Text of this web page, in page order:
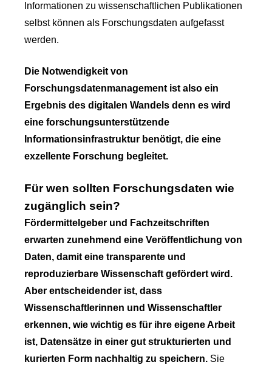
Informationen zu wissenschaftlichen Publikationen
selbst können als Forschungsdaten aufgefasst
werden.
Die Notwendigkeit von
Forschungsdatenmanagement ist also ein
Ergebnis des digitalen Wandels denn es wird
eine forschungsunterstützende
Informationsinfrastruktur benötigt, die eine
exzellente Forschung begleitet.
Für wen sollten Forschungsdaten wie
zugänglich sein?
Fördermittelgeber und Fachzeitschriften
erwarten zunehmend eine Veröffentlichung von
Daten, damit eine transparente und
reproduzierbare Wissenschaft gefördert wird.
Aber entscheidender ist, dass
Wissenschaftlerinnen und Wissenschaftler
erkennen, wie wichtig es für ihre eigene Arbeit
ist, Datensätze in einer gut strukturierten und
kurierten Form nachhaltig zu speichern. Sie